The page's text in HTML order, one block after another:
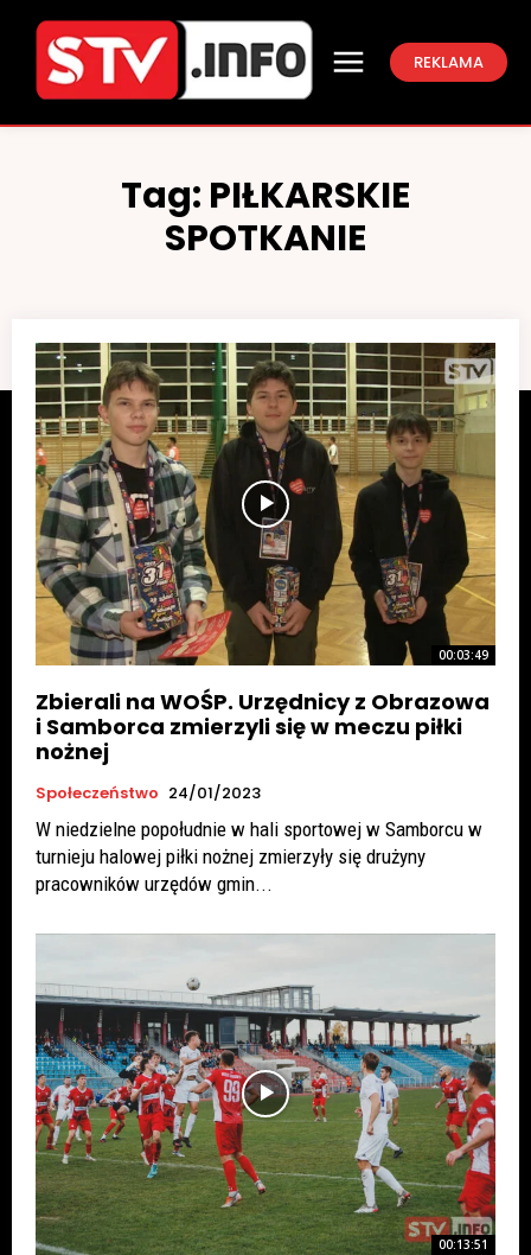
REKLAMA
Tag: PIŁKARSKIE
SPOTKANIE
00:03:49
Zbierali na WOŚP. Urzędnicy z Obrazowa
i Samborca zmierzyli się w meczu piłki
nożnej
Społeczeństwo 24/01/2023
W niedzielne popołudnie w hali sportowej w Samborcu w
turnieju halowej piłki nożnej zmierzyły się drużyny
pracowników urzędów gmin...
00:13:51